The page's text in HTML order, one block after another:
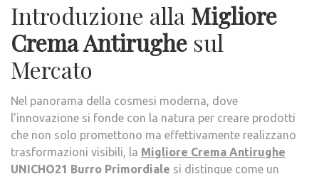
Introduzione alla Migliore
Crema Antirughe sul
Mercato
Nel panorama della cosmesi moderna, dove
l’innovazione si fonde con la natura per creare prodotti
che non solo promettono ma effettivamente realizzano
trasformazioni visibili, la Migliore Crema Antirughe
UNICHO21 Burro Primordiale si distingue come un